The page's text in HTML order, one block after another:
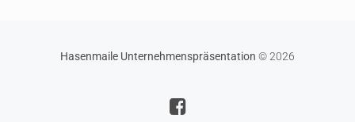
Hasenmaile Unternehmenspräsentation © 2026